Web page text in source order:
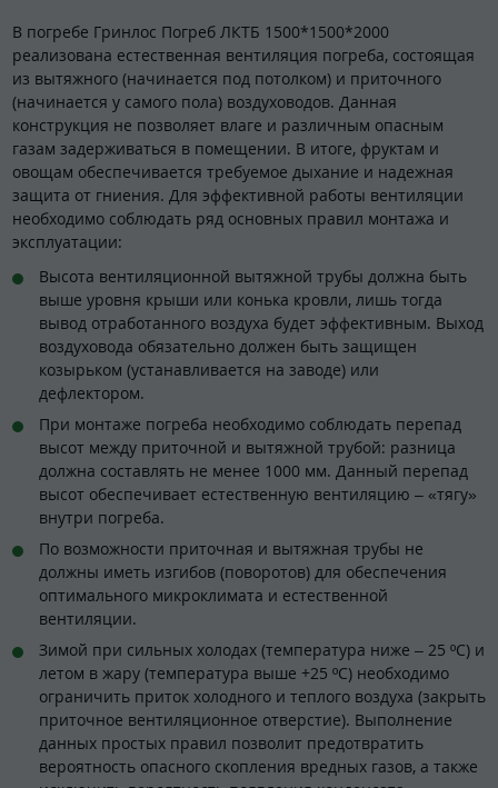
В погребе Гринлос Погреб ЛКТБ 1500*1500*2000
реализована естественная вентиляция погреба, состоящая
из вытяжного (начинается под потолком) и приточного
(начинается у самого пола) воздуховодов. Данная
конструкция не позволяет влаге и различным опасным
газам задерживаться в помещении. В итоге, фруктам и
овощам обеспечивается требуемое дыхание и надежная
защита от гниения. Для эффективной работы вентиляции
необходимо соблюдать ряд основных правил монтажа и
эксплуатации:
Высота вентиляционной вытяжной трубы должна быть
выше уровня крыши или конька кровли, лишь тогда
вывод отработанного воздуха будет эффективным. Выход
воздуховода обязательно должен быть защищен
козырьком (устанавливается на заводе) или
дефлектором.
При монтаже погреба необходимо соблюдать перепад
высот между приточной и вытяжной трубой: разница
должна составлять не менее 1000 мм. Данный перепад
высот обеспечивает естественную вентиляцию – «тягу»
внутри погреба.
По возможности приточная и вытяжная трубы не
должны иметь изгибов (поворотов) для обеспечения
оптимального микроклимата и естественной
вентиляции.
Зимой при сильных холодах (температура ниже – 25 ºC) и
летом в жару (температура выше +25 ºC) необходимо
ограничить приток холодного и теплого воздуха (закрыть
приточное вентиляционное отверстие). Выполнение
данных простых правил позволит предотвратить
вероятность опасного скопления вредных газов, а также